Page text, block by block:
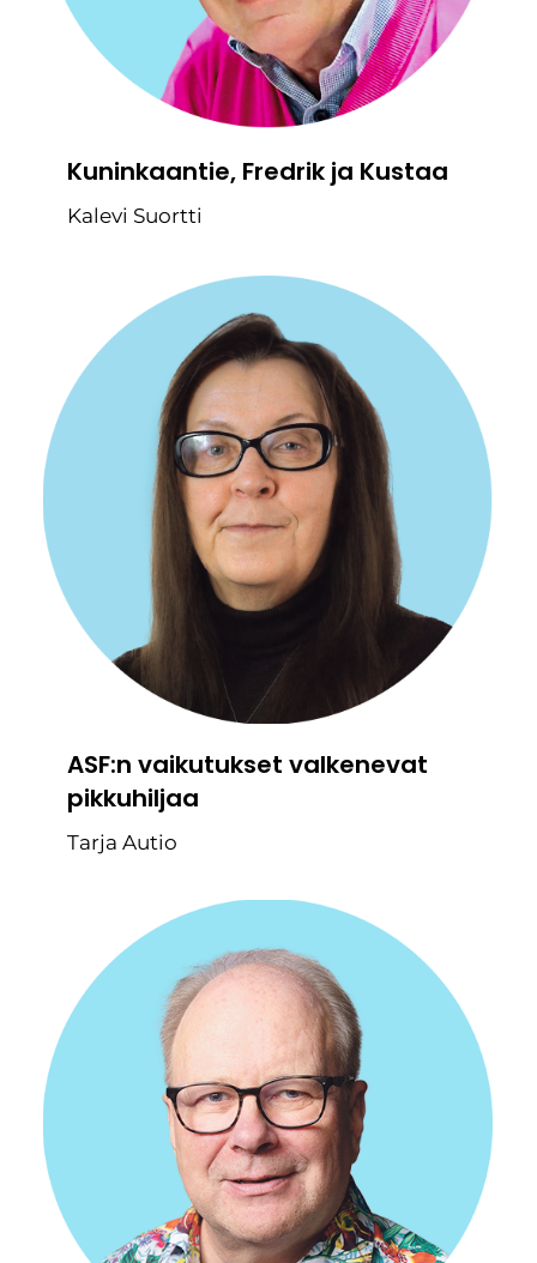
Kuninkaantie, Fredrik ja Kustaa
Kalevi Suortti
ASF:n vaikutukset valkenevat
pikkuhiljaa
Tarja Autio